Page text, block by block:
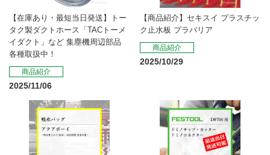
【在庫あり・最短当日発送】トー
タク製ダクトホース「TACトーメ
イダクト」など 集塵機周辺部品
各種取扱中！
商品紹介
2025/11/06
【商品紹介】セキスイ プラスチッ
ク止水板 プラバリア
商品紹介
2025/10/29